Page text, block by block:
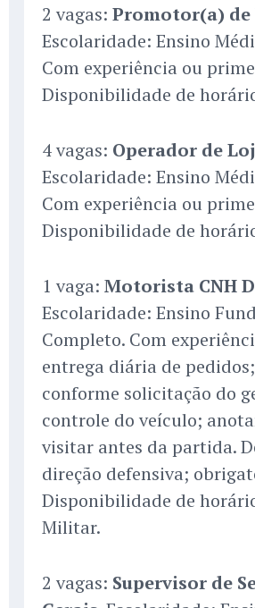
2 vagas: Promotor(a) de
Escolaridade: Ensino
Com experiência ou
Disponibilidade de
4 vagas: Operador de
Escolaridade: Ensino
Com experiência ou
Disponibilidade de
1 vaga: Motorista CNH D
Escolaridade: Ensino
Completo. Com
entrega diária de
conforme solicitação do
controle do veículo;
visitar antes da partida.
direção defensiva;
Disponibilidade de
Militar.
2 vagas: Supervisor de